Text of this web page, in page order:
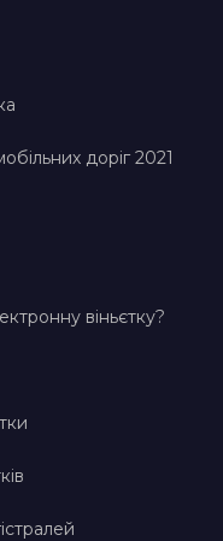
доріг 2021
віньєтку?